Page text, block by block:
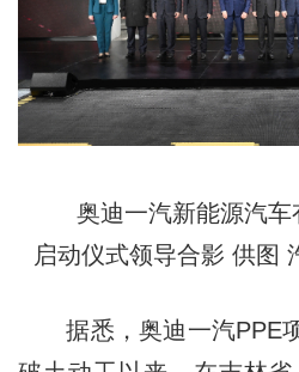
奥迪一汽新能源汽车
启动仪式领导合影 供图
据悉，奥迪一汽PPE